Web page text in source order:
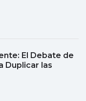
El Debate de
Duplicar las